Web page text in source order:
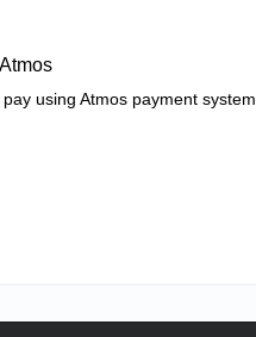
using Atmos payment system